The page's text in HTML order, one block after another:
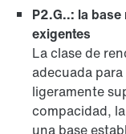
P2.G..: la
exigentes
La clase de
adecuada
ligeramente
compacidad,